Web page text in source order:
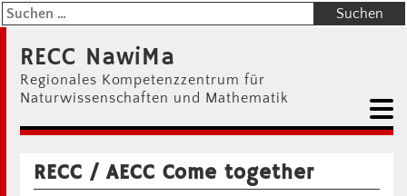
RECC NawiMa
Regionales Kompetenzzentrum für
Naturwissenschaften und Mathematik
RECC / AECC Come together